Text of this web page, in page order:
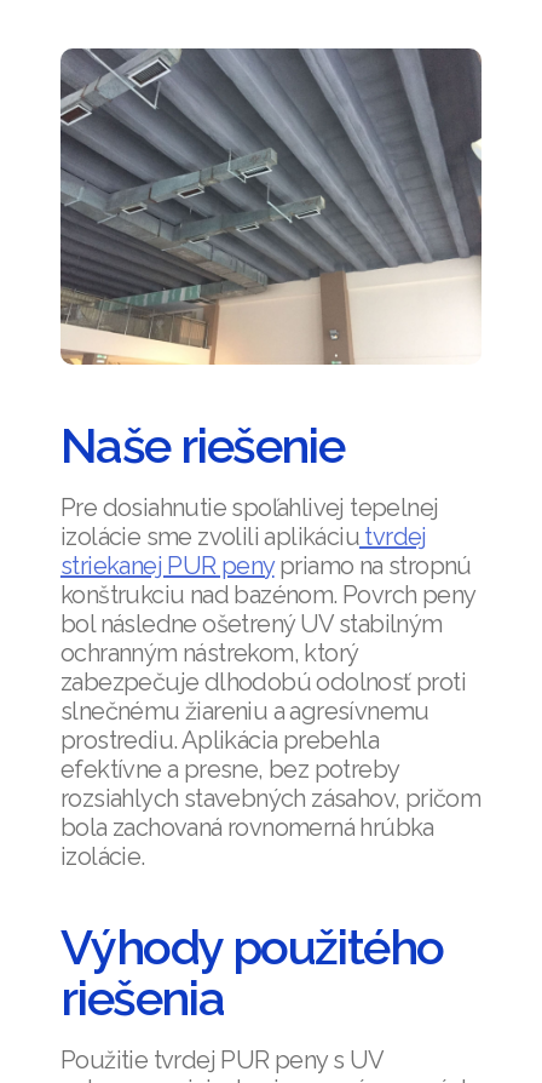
Naše riešenie
Pre dosiahnutie spoľahlivej tepelnej
izolácie sme zvolili aplikáciutvrdej
striekanej PUR penypriamo na stropnú
konštrukciu nad bazénom. Povrch peny
bol následne ošetrený UV stabilným
ochranným nástrekom, ktorý
zabezpečuje dlhodobú odolnosť proti
slnečnému žiareniu a agresívnemu
prostrediu. Aplikácia prebehla
efektívne a presne, bez potreby
rozsiahlych stavebných zásahov, pričom
bola zachovaná rovnomerná hrúbka
izolácie.
Výhody použitého
riešenia
Použitie tvrdej PUR peny s UV